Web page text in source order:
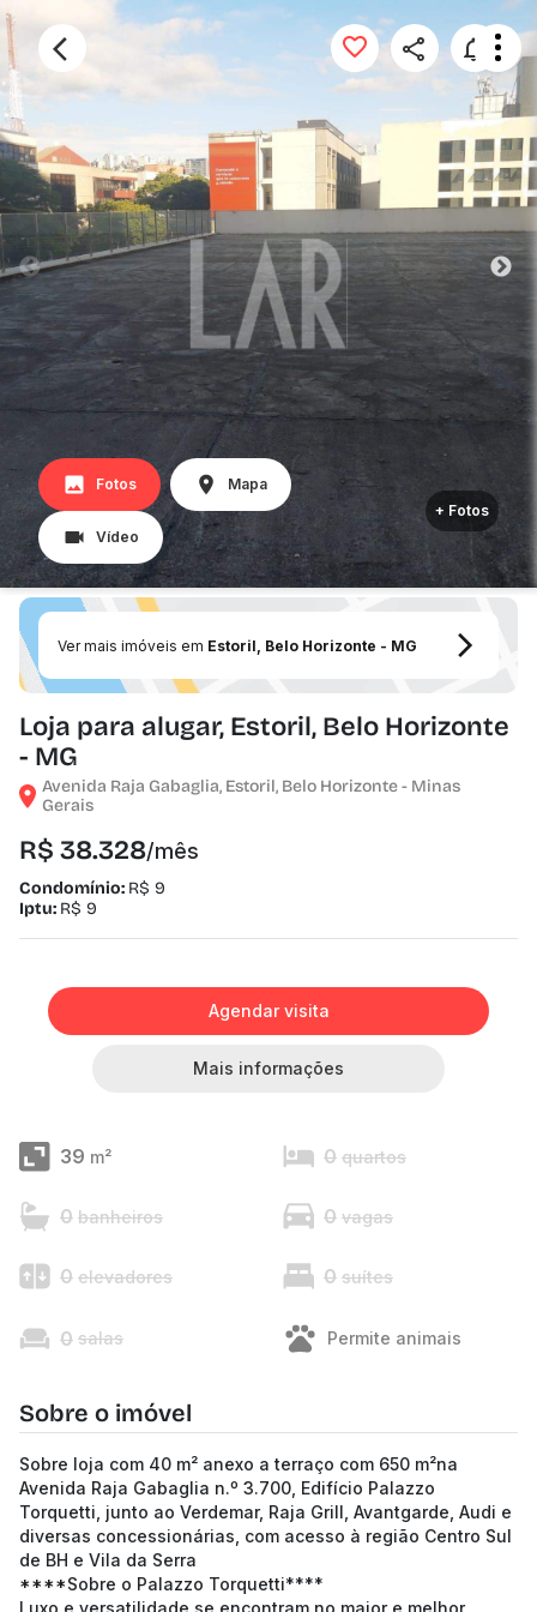
Fotos Mapa
Vídeo
+ Fotos
Ver mais imóveis em Estoril, Belo Horizonte - MG
Loja para alugar, Estoril, Belo Horizonte
- MG
Avenida Raja Gabaglia, Estoril, Belo Horizonte - Minas
Gerais
R$ 38.328/mês
Condomínio: R$ 9
Iptu: R$ 9
Agendar visita
Mais informações
39 m² 0 quartos
0 banheiros 0 vagas
0 elevadores 0 suítes
0 salas Permite animais
Sobre o imóvel
Sobre loja com 40 m² anexo a terraço com 650 m²na
Avenida Raja Gabaglia n.º 3.700, Edifício Palazzo
Torquetti, junto ao Verdemar, Raja Grill, Avantgarde, Audi e
diversas concessionárias, com acesso à região Centro Sul
de BH e Vila da Serra
****Sobre o Palazzo Torquetti****
Luxo e versatilidade se encontram no maior e melhor